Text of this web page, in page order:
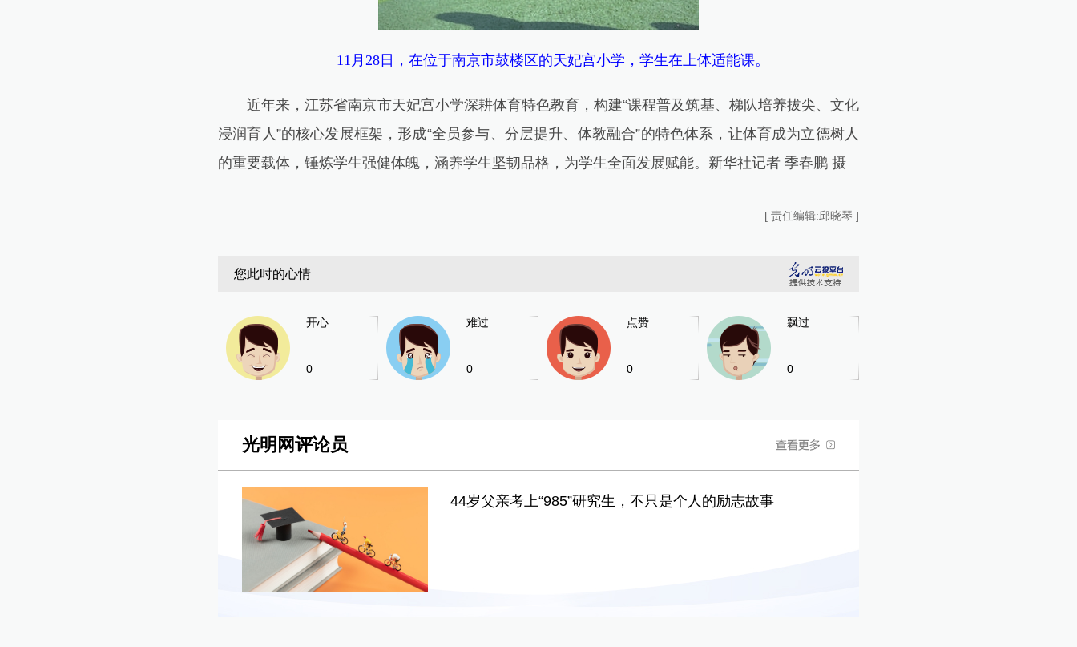
11月28日，在位于南京市鼓楼区的天妃宫小学，学生在上体适能课。
近年来，江苏省南京市天妃宫小学深耕体育特色教育，构建“课程普及筑基、梯队培养拔尖、文化
浸润育人”的核心发展框架，形成“全员参与、分层提升、体教融合”的特色体系，让体育成为立德树人
的重要载体，锤炼学生强健体魄，涵养学生坚韧品格，为学生全面发展赋能。新华社记者 季春鹏 摄
[ 责任编辑:邱晓琴 ]
您此时的心情
开心
0
难过
0
点赞
0
飘过
0
光明网评论员
44岁父亲考上“985”研究生，不只是个人的励志故事